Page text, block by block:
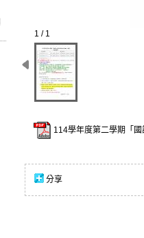
1 / 1
114學年度第二學期「
分享